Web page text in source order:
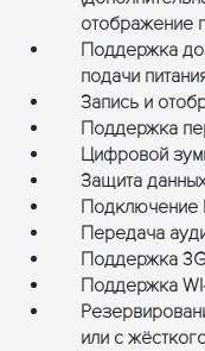
отображение
Поддержка
подачи
Запись и
Поддержка
Цифровой
Защита
Подключение
Передача
Поддержка
Поддержка
или с
Другие
и